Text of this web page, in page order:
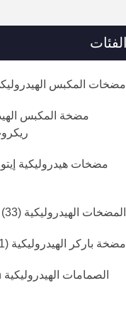
الفئات
مضخات المكبس
مضخة المكبس
مضخات هيدروليكية
المضخات الهيدروليكية (33)
مضخة باركر الهيدروليكية (91)
الصمامات الهيدروليكية Rexroth